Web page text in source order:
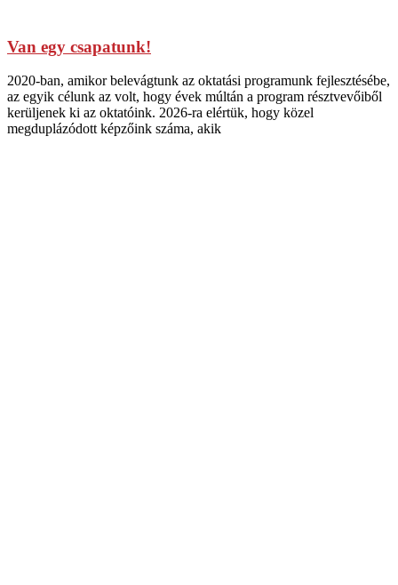
Van egy csapatunk!
2020-ban, amikor belevágtunk az oktatási programunk fejlesztésébe,
az egyik célunk az volt, hogy évek múltán a program résztvevőiből
kerüljenek ki az oktatóink. 2026-ra elértük, hogy közel
megduplázódott képzőink száma, akik